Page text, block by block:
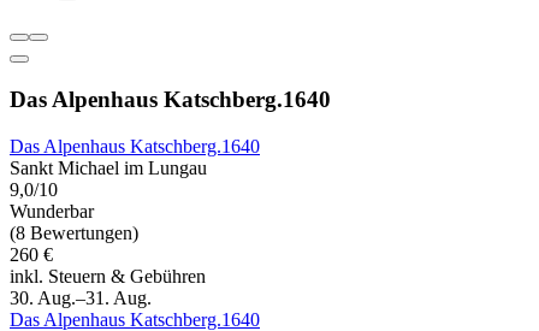
Das Alpenhaus Katschberg.1640
Das Alpenhaus Katschberg.1640
Sankt Michael im Lungau
9,0/10
Wunderbar
(8 Bewertungen)
260 €
inkl. Steuern & Gebühren
30. Aug.–31. Aug.
Das Alpenhaus Katschberg.1640